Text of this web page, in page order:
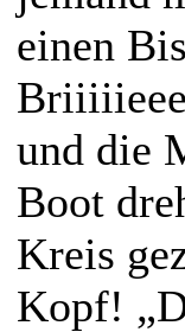
einen
und die
Boot
Kreis
Kopf!